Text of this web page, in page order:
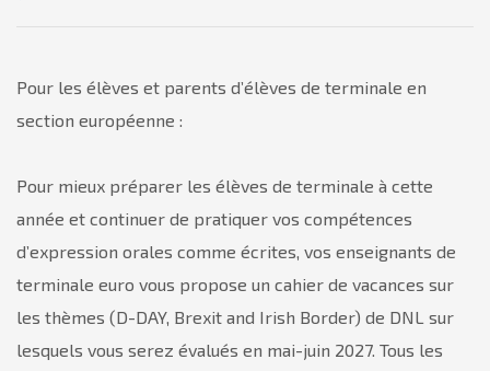
de
terminale
Pour les élèves et parents d’élèves de terminale en
section européenne :
Pour mieux préparer les élèves de terminale à cette
année et continuer de pratiquer vos compétences
d’expression orales comme écrites, vos enseignants de
terminale euro vous propose un cahier de vacances sur
les thèmes (D-DAY, Brexit and Irish Border) de DNL sur
lesquels vous serez évalués en mai-juin 2027. Tous les